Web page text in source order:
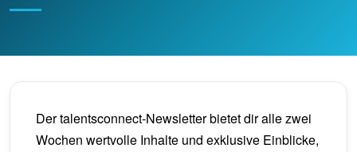
Der talentsconnect-Newsletter bietet dir alle zwei
Wochen wertvolle Inhalte und exklusive Einblicke,